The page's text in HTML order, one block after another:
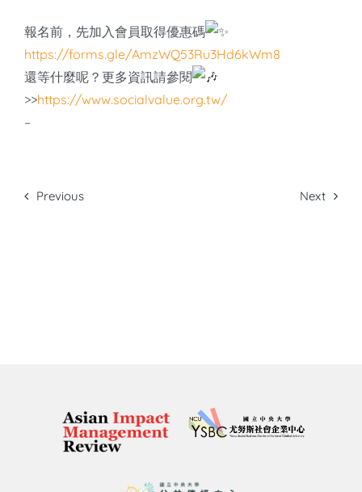
報名前，先加入會員取得優惠碼
https://forms.gle/AmzWQ53Ru3Hd6kWm8
還等什麼呢？更多資訊請參閱
>>https://www.socialvalue.org.tw/
–
Previous Next